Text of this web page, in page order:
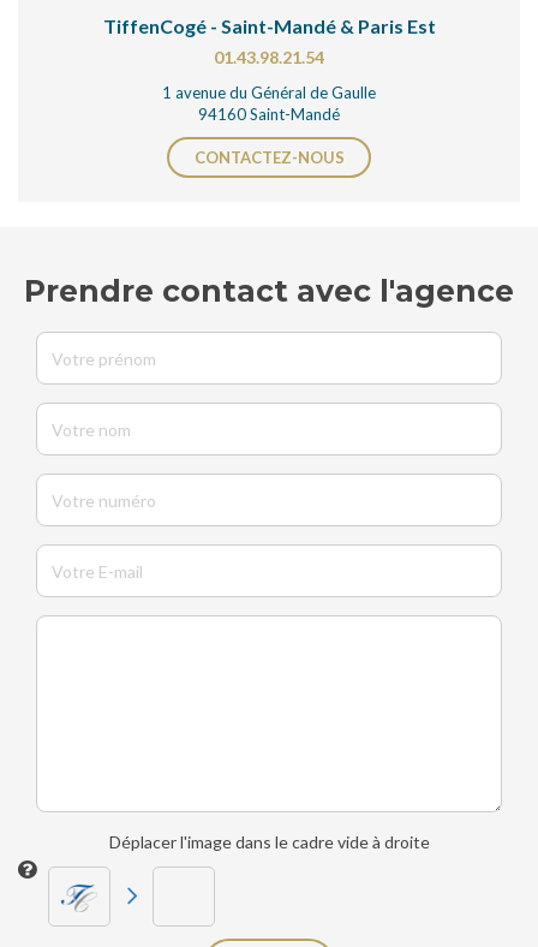
TiffenCogé - Saint-Mandé & Paris Est
01.43.98.21.54
1 avenue du Général de Gaulle
94160 Saint-Mandé
CONTACTEZ-NOUS
Prendre contact avec l'agence
Déplacer l'image dans le cadre vide à droite